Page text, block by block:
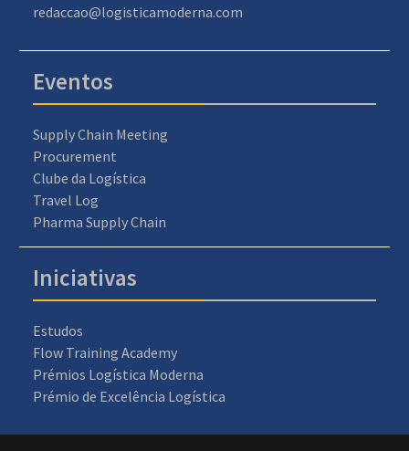
redaccao@logisticamoderna.com
Eventos
Supply Chain Meeting
Procurement
Clube da Logística
Travel Log
Pharma Supply Chain
Iniciativas
Estudos
Flow Training Academy
Prémios Logística Moderna
Prémio de Excelência Logística